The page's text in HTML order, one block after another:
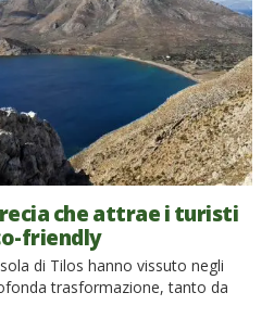
che attrae i turisti
friendly
di Tilos hanno vissuto negli
trasformazione, tanto da